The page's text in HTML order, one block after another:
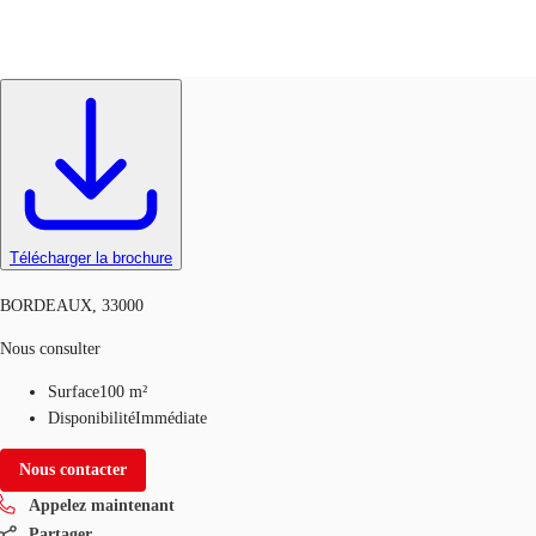
Blog
Télécharger la brochure
BORDEAUX, 33000
Nous consulter
Surface100 m²
DisponibilitéImmédiate
Nous contacter
Appelez maintenant